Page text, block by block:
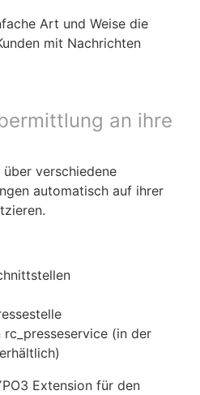
Art und Weise die
mit Nachrichten
an ihre
verschiedene
automatisch auf ihrer
rc_presseservice (in der
Extension für den